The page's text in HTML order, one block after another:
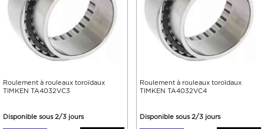
Roulement à rouleaux toroïdaux
TIMKEN TA4032VC3
Disponible sous 2/3 jours
Roulement à rouleaux toroïdaux
TIMKEN TA4032VC4
Disponible sous 2/3 jours